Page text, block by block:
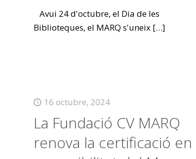
Avui 24 d'octubre, el Dia de les
Biblioteques, el MARQ s'uneix[…]
16 octubre, 2024
La Fundació CV MARQ
renova la certificació en